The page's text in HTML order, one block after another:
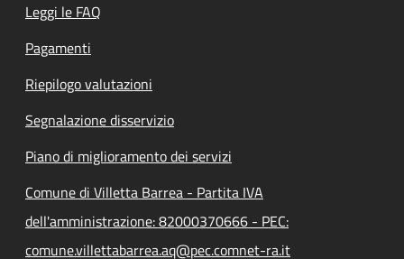
Leggi le FAQ
Pagamenti
Riepilogo valutazioni
Segnalazione disservizio
Piano di miglioramento dei servizi
Comune di Villetta Barrea - Partita IVA
dell'amministrazione: 82000370666 - PEC:
comune.villettabarrea.aq@pec.comnet-ra.it